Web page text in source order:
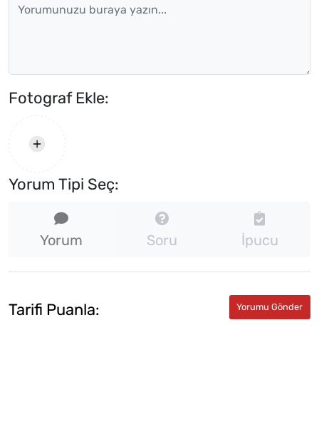
Fotograf Ekle:
Yorum Tipi Seç:
Yorum Soru İpucu
Tarifi Puanla: